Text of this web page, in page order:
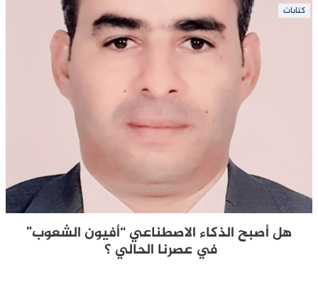
كتابات
هل أصبح الذكاء الاصطناعي “أفيون الشعوب”
في عصرنا الحالي ؟